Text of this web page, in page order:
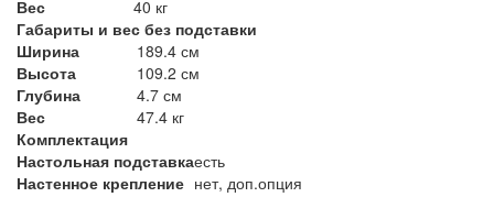
Вес
40 кг
Габариты и вес без подставки
Ширина
189.4 см
Высота
109.2 см
Глубина
4.7 см
Вес
47.4 кг
Комплектация
Настольная подставкаесть
Настенное крепление нет, доп.опция